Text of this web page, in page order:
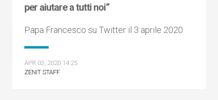
per aiutare a tutti noi”
Papa Francesco su Twitter il 3 aprile 2020
APR 03, 2020 14:25
ZENIT STAFF